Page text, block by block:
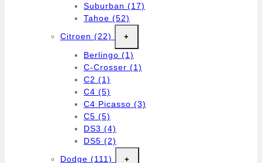
Suburban (17)
Tahoe (52)
Citroen (22) +
Berlingo (1)
C-Crosser (1)
C2 (1)
C4 (5)
C4 Picasso (3)
C5 (5)
DS3 (4)
DS5 (2)
Dodge (111) +